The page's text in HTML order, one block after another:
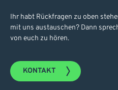
Ihr habt Rückfragen zu oben
mit uns austauschen? Dann
von euch zu hören.
KONTAKT